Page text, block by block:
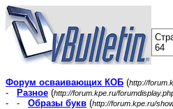
64
Форум осваивающих КОБ (http://
-
Разное (http://forum.kpe.ru/
- - Образы букв (http://forum.kpe.ru/